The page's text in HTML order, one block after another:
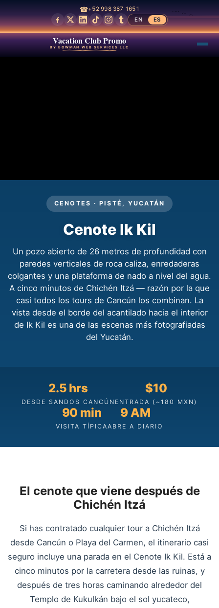
☎+52 998 387 1651
EN
ES
Vacation Club Promo
BY BOWMAN WEB SERVICES LLC
CENOTES · PISTÉ, YUCATÁN
Cenote Ik Kil
Un pozo abierto de 26 metros de profundidad con
paredes verticales de roca caliza, enredaderas
colgantes y una plataforma de nado a nivel del agua.
A cinco minutos de Chichén Itzá — razón por la que
casi todos los tours de Cancún los combinan. La
vista desde el borde del acantilado hacia el interior
de Ik Kil es una de las escenas más fotografiadas
del Yucatán.
2.5 hrs
DESDE SANDOS CANCÚN
$10
ENTRADA (~180 MXN)
90 min
VISITA TÍPICA
9 AM
ABRE A DIARIO
El cenote que viene después de
Chichén Itzá
Si has contratado cualquier tour a Chichén Itzá
desde Cancún o Playa del Carmen, el itinerario casi
seguro incluye una parada en el Cenote Ik Kil. Está a
cinco minutos por la carretera desde las ruinas, y
después de tres horas caminando alrededor del
Templo de Kukulkán bajo el sol yucateco,